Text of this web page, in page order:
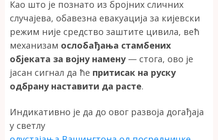
Као што је познато из бројних сличних
случајева, обавезна евакуација за кијевски
режим није средство заштите цивила, већ
механизам ослобађања стамбених
објеката за војну намену— стога, ово је
јасан сигнал да ће притисак на руску
одбрану наставити да расте.
Индикативно је да до овог развоја догађаја
у светлу